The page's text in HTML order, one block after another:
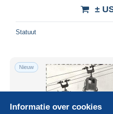
±
Statuut
Nieuw
Informatie over cookies